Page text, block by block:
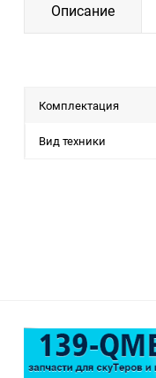
Описание
Комплектация
Вид техники